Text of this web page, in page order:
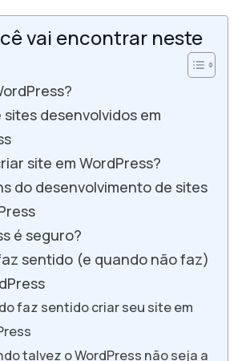
vai encontrar neste
sites desenvolvidos em
site em WordPress?
do desenvolvimento de sites
é seguro?
sentido (e quando não faz)
faz sentido criar seu site em
talvez o WordPress não seja a